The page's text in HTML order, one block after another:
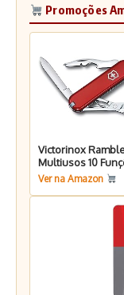
Promoções
Victorinox
Multiusos 10
Ver na Amazon